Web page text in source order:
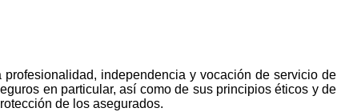
independencia y vocación de servicio de
en particular, así como de sus principios éticos y de
de los asegurados.